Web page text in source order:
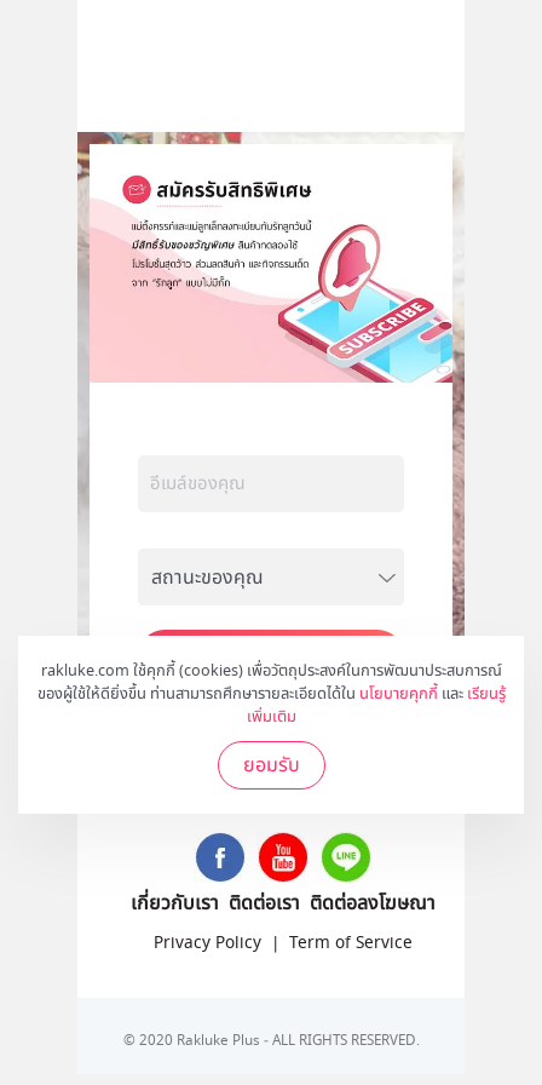
rakluke.com ใช้คุกกี้ (cookies) เพื่อวัตถุประสงค์ในการพัฒนาประสบการณ์
ของผู้ใช้ให้ดียิ่งขึ้น ท่านสามารถศึกษารายละเอียดได้ใน นโยบายคุกกี้ และ เรียนรู้
เพิ่มเติม
ยอมรับ
สมัคร
ติดตามเราได้ที่
เกี่ยวกับเรา ติดต่อเรา ติดต่อลงโฆษณา
Privacy Policy | Term of Service
© 2020 Rakluke Plus - ALL RIGHTS RESERVED.